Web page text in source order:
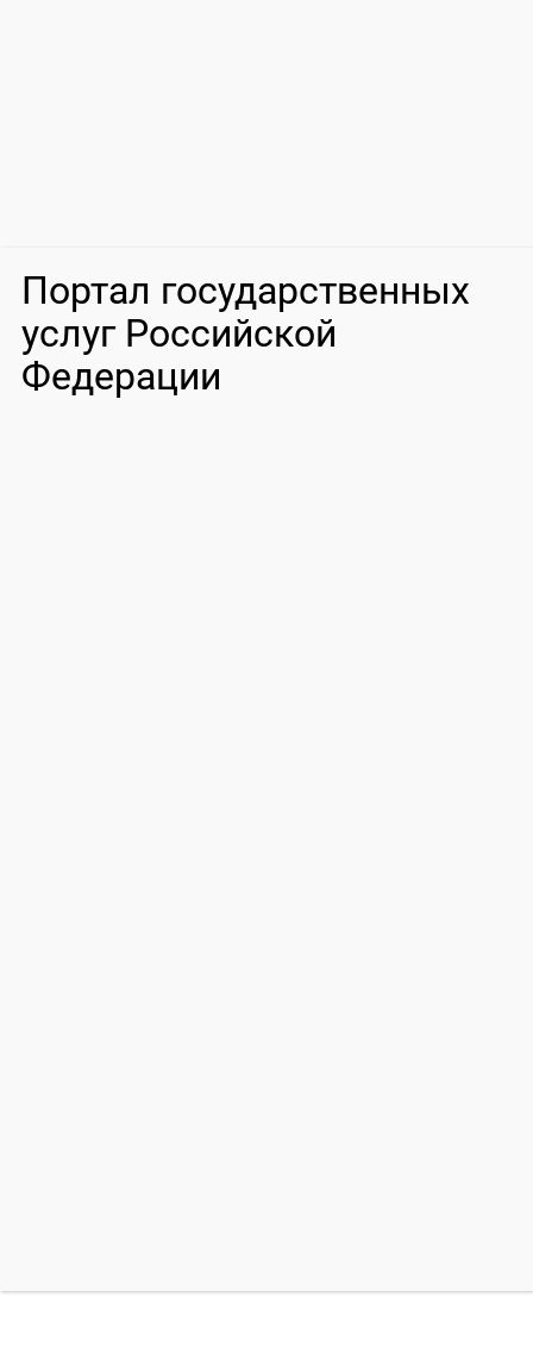
Портал государственных
услуг Российской
Федерации